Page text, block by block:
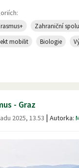
Zahraniční
mobilit
Biologie
- Graz
2025, 13.53 | Autorka: